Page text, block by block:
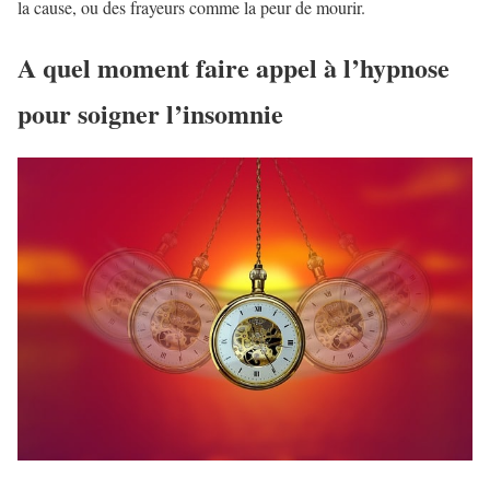
la cause, ou des frayeurs comme la peur de mourir.
A quel moment faire appel à l’hypnose
pour soigner l’insomnie